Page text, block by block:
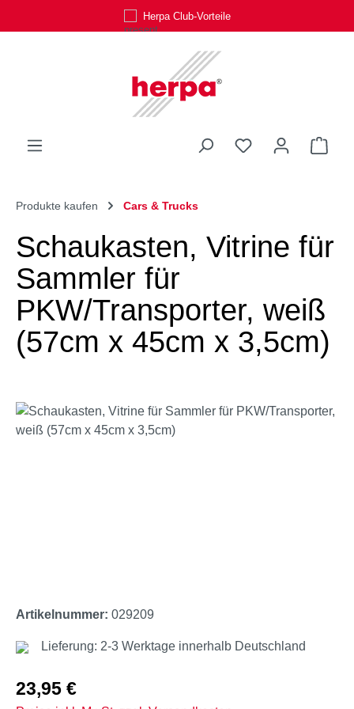
Zum Hauptinhalt springenHerpa Club-Vorteile
Du hast 0
Produkte kaufen Cars & Trucks
Schaukasten, Vitrine für
Sammler für
PKW/Transporter, weiß
(57cm x 45cm x 3,5cm)
Bildergalerie überspringen
Artikelnummer: 029209
Lieferung: 2-3 Werktage innerhalb Deutschland
Regulärer Preis:
23,95 €